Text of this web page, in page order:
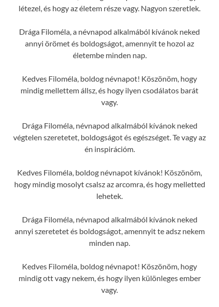
létezel, és hogy az életem része vagy. Nagyon szeretlek.
Drága Filoméla, a névnapod alkalmából kívánok neked
annyi örömet és boldogságot, amennyit te hozol az
életembe minden nap.
Kedves Filoméla, boldog névnapot! Köszönöm, hogy
mindig mellettem állsz, és hogy ilyen csodálatos barát
vagy.
Drága Filoméla, névnapod alkalmából kívánok neked
végtelen szeretetet, boldogságot és egészséget. Te vagy az
én inspirációm.
Kedves Filoméla, boldog névnapot kívánok! Köszönöm,
hogy mindig mosolyt csalsz az arcomra, és hogy melletted
lehetek.
Drága Filoméla, névnapod alkalmából kívánok neked
annyi szeretetet és boldogságot, amennyit te adsz nekem
minden nap.
Kedves Filoméla, boldog névnapot! Köszönöm, hogy
mindig ott vagy nekem, és hogy ilyen különleges ember
vagy.